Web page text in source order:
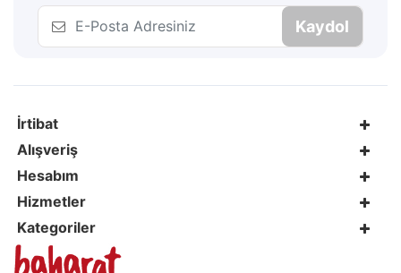
Kaydol
İrtibat
Alışveriş
Hesabım
Hizmetler
Kategoriler